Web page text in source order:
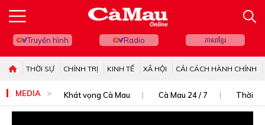
Truyền hình Radio ភាសាខ្មែរ
THỜI SỰ CHÍNH TRỊ KINH TẾ XÃ HỘI CẢI CÁCH HÀNH CHÍNH
MEDIA Khát vọng Cà Mau Cà Mau 24 / 7 Thời sự